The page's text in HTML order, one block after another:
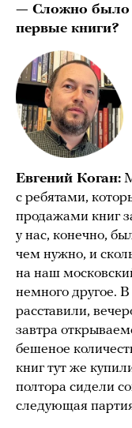
— Сложно было
первые книги?
Евгений Коган:
с ребятами,
продажами книг
у нас, конечно,
чем нужно, и
на наш
немного другое.
расставили,
завтра
бешеное
книг тут же
полтора сидели
следующая